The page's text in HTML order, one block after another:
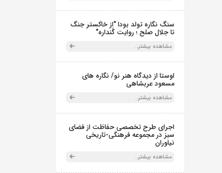
سنگ نگاره تولد بودا "از خاکستر جنگ
تا جلال صلح ؛ روایت گَنداره"
مشاهده بیشتر..
اوستا از دیدگاه هنر نو/ نگاره های
مسعود عربشاهی
مشاهده بیشتر..
اجرای طرح تخصصی حفاظت از فضای
سبز در مجموعه فرهنگی-تاریخی
نیاوران
مشاهده بیشتر..